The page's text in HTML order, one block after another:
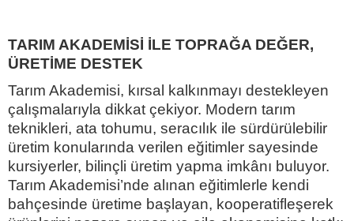
TARIM AKADEMİSİ İLE TOPRAĞA DEĞER,
ÜRETİME DESTEK
Tarım Akademisi, kırsal kalkınmayı destekleyen
çalışmalarıyla dikkat çekiyor. Modern tarım
teknikleri, ata tohumu, seracılık ile sürdürülebilir
üretim konularında verilen eğitimler sayesinde
kursiyerler, bilinçli üretim yapma imkânı buluyor.
Tarım Akademisi’nde alınan eğitimlerle kendi
bahçesinde üretime başlayan, kooperatifleşerek